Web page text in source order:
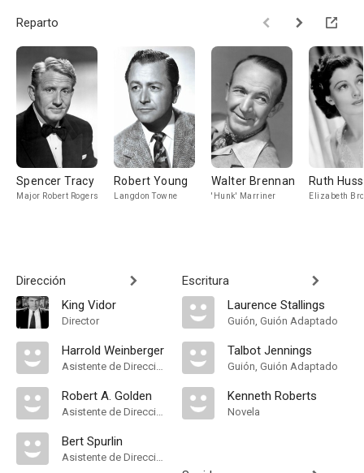
Reparto
Spencer Tracy
Major Robert Rogers
Robert Young
Langdon Towne
Walter Brennan
'Hunk' Marriner
Ruth
Elizabeth
Dirección
King Vidor
Director
Harrold Weinberger
Asistente de Dirección
Robert A. Golden
Asistente de Dirección
Bert Spurlin
Asistente de Dirección
Escritura
Laurence Stallings
Guión, Guión Adaptado
Talbot Jennings
Guión, Guión Adaptado
Kenneth Roberts
Novela